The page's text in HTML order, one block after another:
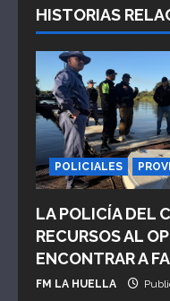
a
c
i
ó
n
d
e
e
HISTORIAS
POLICIALES
LA POLICÍA DEL
RECURSOS AL
ENCONTRAR A
FM LA HUELLA